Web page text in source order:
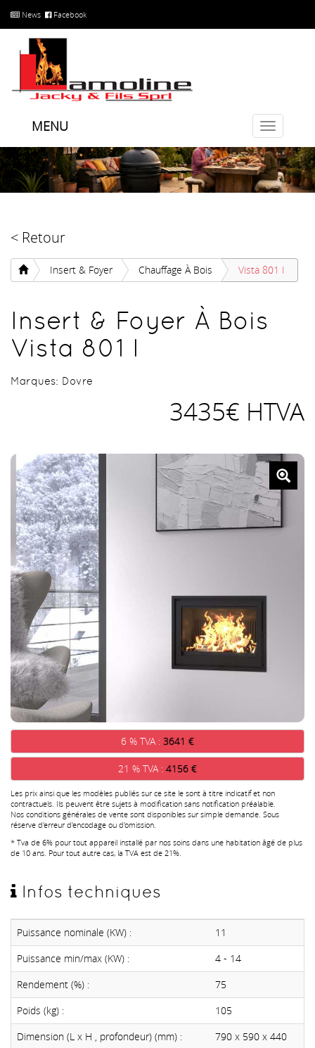
News Facebook
Toggle
MENU
< Retour
Insert & Foyer Chauffage À Bois Vista 801 I
Insert & Foyer À Bois
Vista 801 I
Marques: Dovre
3435€ HTVA
6 % TVA : 3641 €
21 % TVA : 4156 €
Les prix ainsi que les modèles publiés sur ce site le sont à titre indicatif et non
contractuels. Ils peuvent être sujets à modification sans notification préalable.
Nos conditions générales de vente sont disponibles sur simple demande. Sous
réserve d'erreur d'encodage ou d'omission.
* Tva de 6% pour tout appareil installé par nos soins dans une habitation âgé de plus
de 10 ans. Pour tout autre cas, la TVA est de 21%.
Infos techniques
Puissance nominale (KW) :
11
Puissance min/max (KW) :
4 - 14
Rendement (%) :
75
Poids (kg) :
105
Dimension (L x H , profondeur) (mm) :
790 x 590 x 440